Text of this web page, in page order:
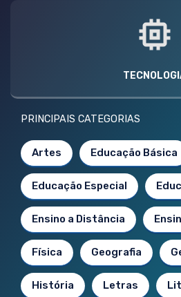
PRINCIPAIS CATEGORIAS
Artes Educação Básica
Educação Especial
Ensino a Distância
Física Geografia
História Letras